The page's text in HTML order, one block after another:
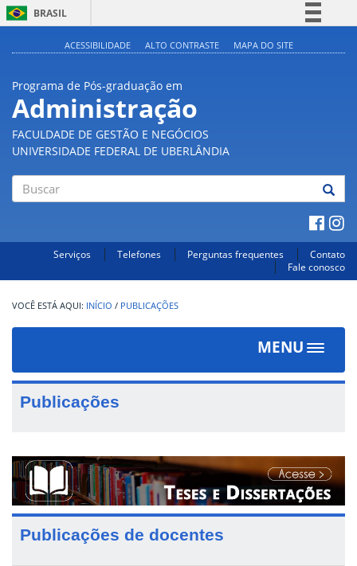
BRASIL
ACESSIBILIDADE ALTO CONTRASTE MAPA DO SITE
Programa de Pós-graduação em
Administração
FACULDADE DE GESTÃO E NEGÓCIOS
UNIVERSIDADE FEDERAL DE UBERLÂNDIA
Serviços Telefones Perguntas frequentes
Contato
Fale conosco
INÍCIO / PUBLICAÇÕES
MENU
Toggle
Publicações
Publicações de docentes